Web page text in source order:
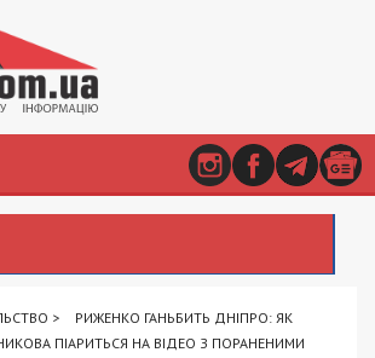
>
РИЖЕНКО ГАНЬБИТЬ ДНІПРО: ЯК
ПІАРИТЬСЯ НА ВІДЕО З ПОРАНЕНИМИ